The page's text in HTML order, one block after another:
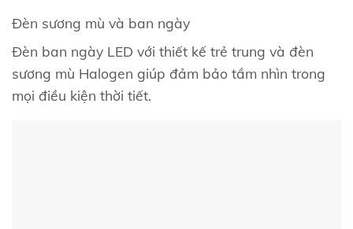
Đèn sương mù và ban ngày
Đèn ban ngày LED với thiết kế trẻ trung và đèn
sương mù Halogen giúp đảm bảo tầm nhìn trong
mọi điều kiện thời tiết.